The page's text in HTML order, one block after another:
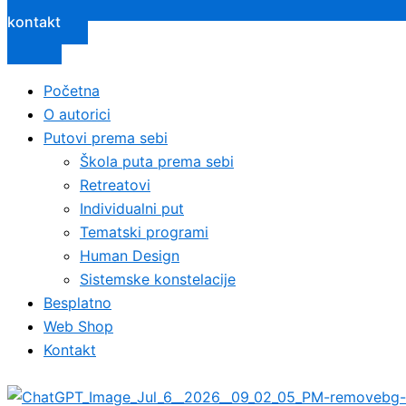
kontakt
Početna
O autorici
Putovi prema sebi
Škola puta prema sebi
Retreatovi
Individualni put
Tematski programi
Human Design
Sistemske konstelacije
Besplatno
Web Shop
Kontakt